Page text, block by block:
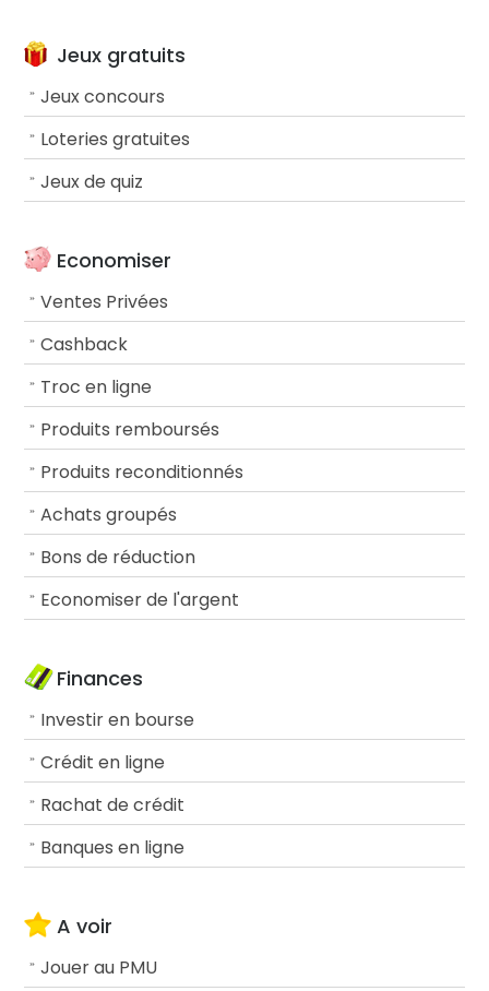
Jeux gratuits
Jeux concours
Loteries gratuites
Jeux de quiz
Economiser
Ventes Privées
Cashback
Troc en ligne
Produits remboursés
Produits reconditionnés
Achats groupés
Bons de réduction
Economiser de l'argent
Finances
Investir en bourse
Crédit en ligne
Rachat de crédit
Banques en ligne
A voir
Jouer au PMU